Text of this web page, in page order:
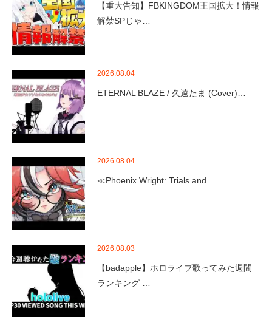
【重大告知】FBKINGDOM王国拡大！情報
解禁SPじゃ…
2026.08.04
ETERNAL BLAZE / 久遠たま (Cover)…
2026.08.04
≪Phoenix Wright: Trials and …
2026.08.03
【badapple】ホロライブ歌ってみた週間
ランキング …